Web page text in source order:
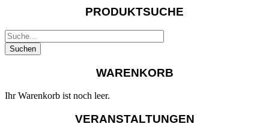
PRODUKTSUCHE
WARENKORB
Ihr Warenkorb ist noch leer.
VERANSTALTUNGEN